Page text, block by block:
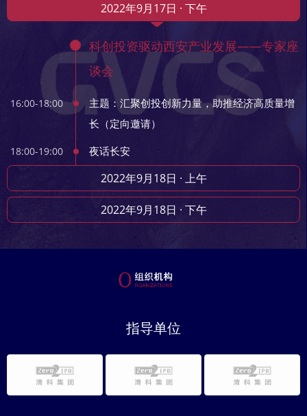
2022年9月17日 · 下午
科创投资驱动西安产业发展——专家座
谈会
16:00-18:00
主题：汇聚创投创新力量，助推经济高质量增
长（定向邀请）
18:00-19:00 夜话长安
2022年9月18日 · 上午
2022年9月18日 · 下午
指导单位